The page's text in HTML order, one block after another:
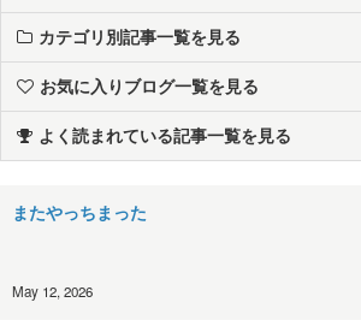
カテゴリ別記事一覧を見る
お気に入りブログ一覧を見る
よく読まれている記事一覧を見る
またやっちまった
May 12, 2026